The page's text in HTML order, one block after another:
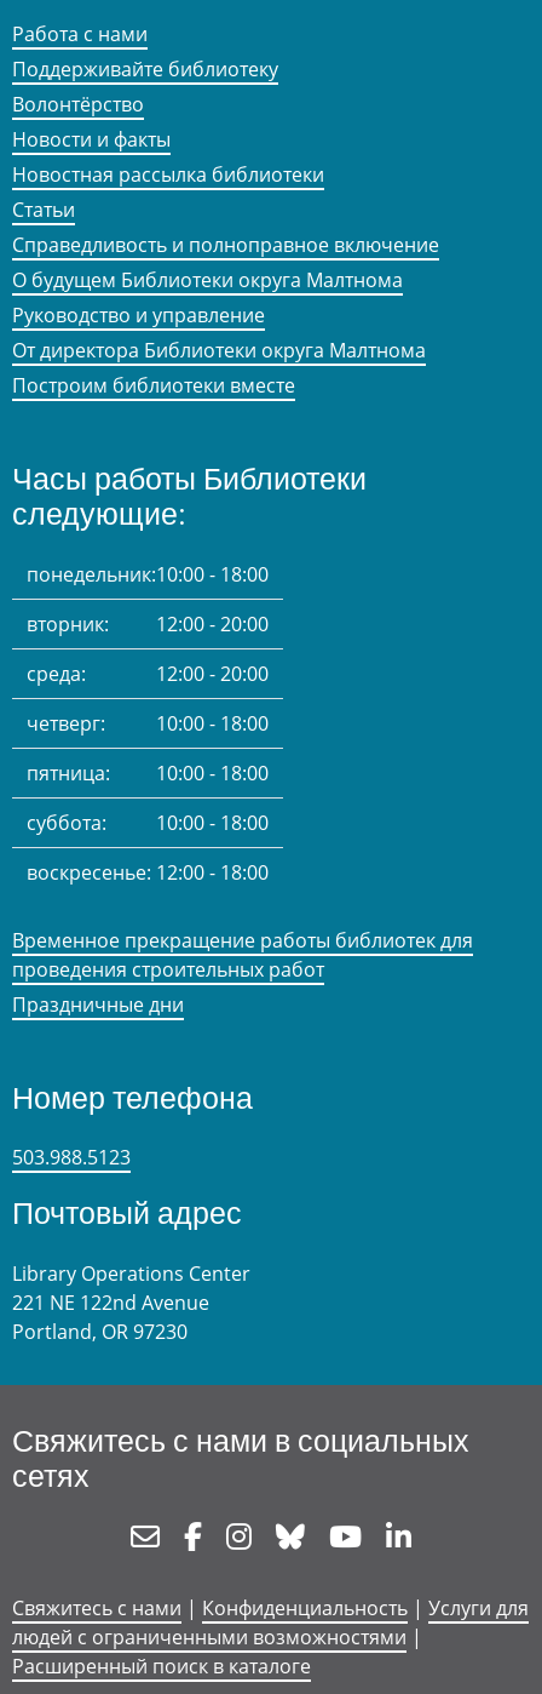
Работа с нами
Поддерживайте библиотеку
Волонтёрство
Новости и факты
Новостная рассылка библиотеки
Статьи
Справедливость и полноправное включение
О будущем Библиотеки округа Малтнома
Руководство и управление
От директора Библиотеки округа Малтнома
Построим библиотеки вместе
Часы работы Библиотеки
следующие:
понедельник:10:00 - 18:00
вторник:
12:00 - 20:00
среда:
12:00 - 20:00
четверг:
10:00 - 18:00
пятница:
10:00 - 18:00
суббота:
10:00 - 18:00
воскресенье: 12:00 - 18:00
Временное прекращение работы библиотек для
проведения строительных работ
Праздничные дни
Номер телефона
503.988.5123
Почтовый адрес
Library Operations Center
221 NE 122nd Avenue
Portland, OR 97230
Свяжитесь с нами в социальных
сетях
NewsletterFacebookInstagram
Bluesky Youtube
Свяжитесь с нами | Конфиденциальность | Услуги для
людей с ограниченными возможностями |
Расширенный поиск в каталоге